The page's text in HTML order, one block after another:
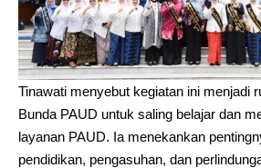
Tinawati menyebut kegiatan ini menjadi
Bunda PAUD untuk saling belajar dan
layanan PAUD. Ia menekankan
pendidikan, pengasuhan, dan